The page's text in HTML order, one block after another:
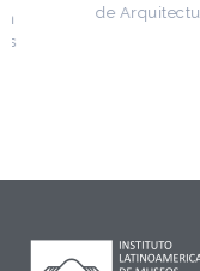
de Arquitectura